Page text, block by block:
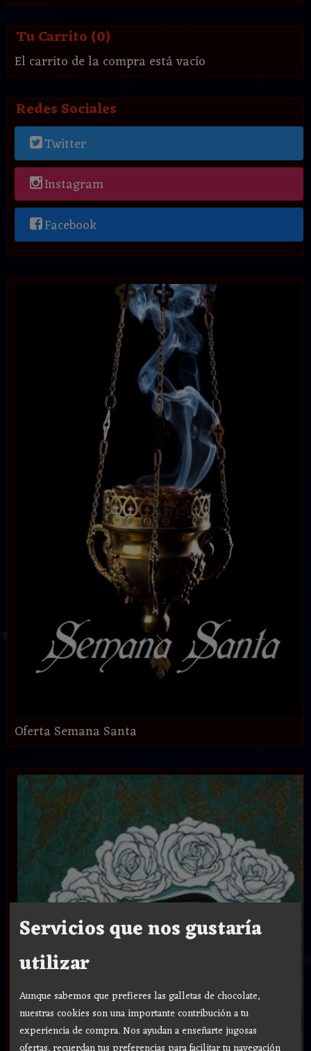
Tu Carrito (0)
El carrito de la compra está vacío
Redes Sociales
Twitter
Instagram
Facebook
Oferta Semana Santa
Servicios que nos gustaría
utilizar
Aunque sabemos que prefieres las galletas de chocolate,
nuestras cookies son una importante contribución a tu
experiencia de compra. Nos ayudan a enseñarte jugosas